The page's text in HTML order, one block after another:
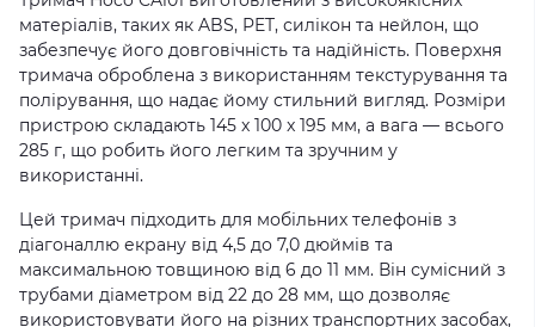
матеріалів, таких як ABS, PET, силікон та нейлон, що
забезпечує його довговічність та надійність. Поверхня
тримача оброблена з використанням текстурування та
полірування, що надає йому стильний вигляд. Розміри
пристрою складають 145 x 100 x 195 мм, а вага — всього
285 г, що робить його легким та зручним у
використанні.
Цей тримач підходить для мобільних телефонів з
діагоналлю екрану від 4,5 до 7,0 дюймів та
максимальною товщиною від 6 до 11 мм. Він сумісний з
трубами діаметром від 22 до 28 мм, що дозволяє
використовувати його на різних транспортних засобах,